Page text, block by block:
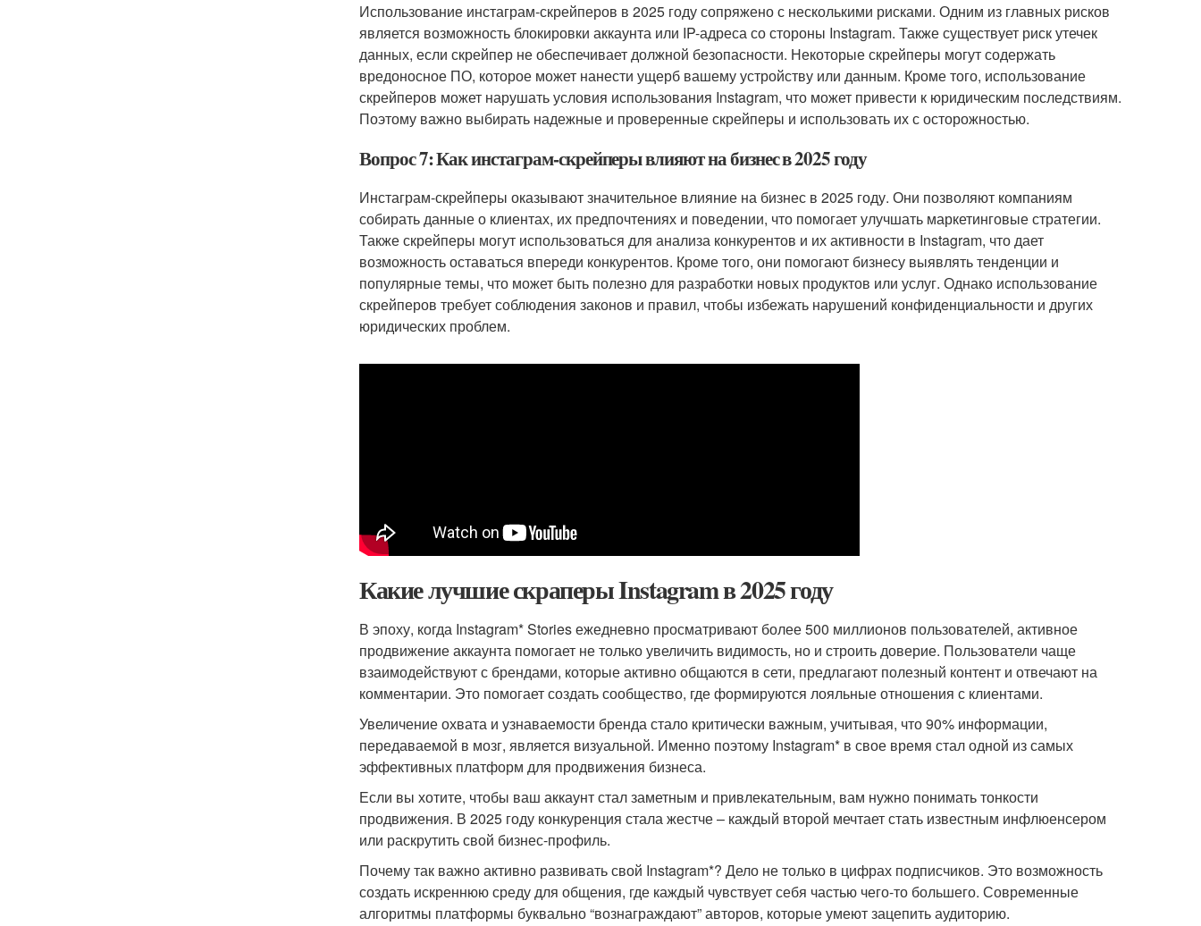
Использование инстаграм-скрейперов в 2025 году сопряжено с несколькими рисками. Одним из главных рисков
является возможность блокировки аккаунта или IP-адреса со стороны Instagram. Также существует риск утечек
данных, если скрейпер не обеспечивает должной безопасности. Некоторые скрейперы могут содержать
вредоносное ПО, которое может нанести ущерб вашему устройству или данным. Кроме того, использование
скрейперов может нарушать условия использования Instagram, что может привести к юридическим последствиям.
Поэтому важно выбирать надежные и проверенные скрейперы и использовать их с осторожностью.
Вопрос 7: Как инстаграм-скрейперы влияют на бизнес в 2025 году
Инстаграм-скрейперы оказывают значительное влияние на бизнес в 2025 году. Они позволяют компаниям
собирать данные о клиентах, их предпочтениях и поведении, что помогает улучшать маркетинговые стратегии.
Также скрейперы могут использоваться для анализа конкурентов и их активности в Instagram, что дает
возможность оставаться впереди конкурентов. Кроме того, они помогают бизнесу выявлять тенденции и
популярные темы, что может быть полезно для разработки новых продуктов или услуг. Однако использование
скрейперов требует соблюдения законов и правил, чтобы избежать нарушений конфиденциальности и других
юридических проблем.
Какие лучшие скраперы Instagram в 2025 году
В эпоху, когда Instagram* Stories ежедневно просматривают более 500 миллионов пользователей, активное
продвижение аккаунта помогает не только увеличить видимость, но и строить доверие. Пользователи чаще
взаимодействуют с брендами, которые активно общаются в сети, предлагают полезный контент и отвечают на
комментарии. Это помогает создать сообщество, где формируются лояльные отношения с клиентами.
Увеличение охвата и узнаваемости бренда стало критически важным, учитывая, что 90% информации,
передаваемой в мозг, является визуальной. Именно поэтому Instagram* в свое время стал одной из самых
эффективных платформ для продвижения бизнеса.
Если вы хотите, чтобы ваш аккаунт стал заметным и привлекательным, вам нужно понимать тонкости
продвижения. В 2025 году конкуренция стала жестче – каждый второй мечтает стать известным инфлюенсером
или раскрутить свой бизнес-профиль.
Почему так важно активно развивать свой Instagram*? Дело не только в цифрах подписчиков. Это возможность
создать искреннюю среду для общения, где каждый чувствует себя частью чего-то большего. Современные
алгоритмы платформы буквально “вознаграждают” авторов, которые умеют зацепить аудиторию.